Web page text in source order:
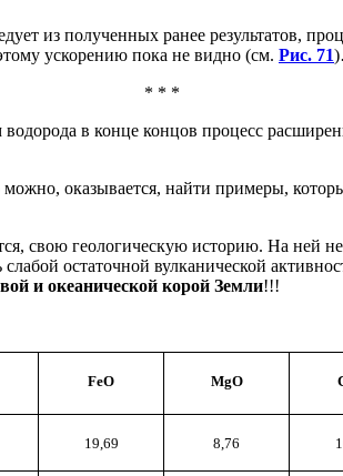
из полученных ранее результатов,
ускорению пока не видно (см. Рис. 71
* * *
в конце концов процесс
оказывается, найти примеры,
свою геологическую историю. На ней
остаточной вулканической
и океанической корой Земли!!!
FeO MgO
19,69 8,76